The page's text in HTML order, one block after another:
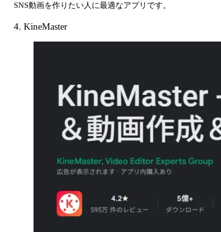
SNS動画を作りたい人に最適なアプリです。
4. KineMaster